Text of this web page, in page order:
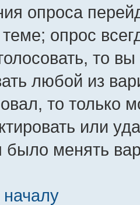
опроса
опрос
то
любой из
то только
или
было менять
началу